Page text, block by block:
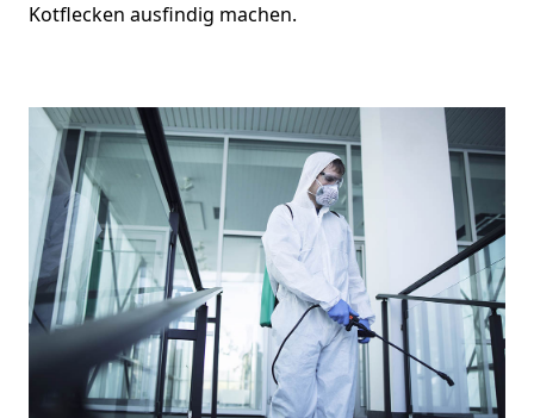
Kotflecken ausfindig machen.